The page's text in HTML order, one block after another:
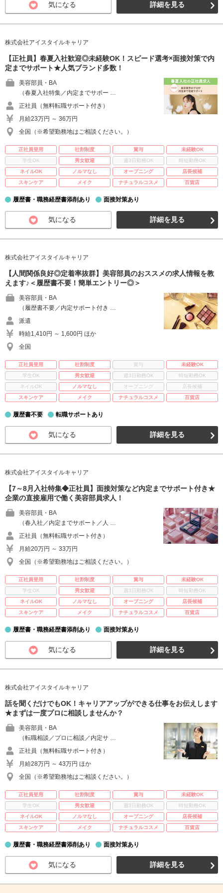
気になる 詳細を見る
株式会社アイスタイルキャリア
【正社員】春夏入社歓迎◎未経験OK！スピード選考×面接対策で内
定までサポート★人気ブランド多数！
美容部員・BA
（春夏入社特集／内定までサポー …
正社員（無料転職サポート付き）
月給23万円 ～ 36万円
全国（※希望勤務地はご相談ください。）
正社員登用 社割制度 賞与
未経験OK
学生OK
男女歓迎 週3日勤務OK
時短勤務OK
ネイルOK
ノルマなし オープニング
店長候補
スキンケア
メイク ナチュラルコスメ 百貨店
履歴書・職務経歴書添削あり 面接対策あり
気になる 詳細を見る
株式会社アイスタイルキャリア
【人間関係良好◎定着率抜群】美容部員のおススメの求人情報を教
えます♪＜履歴書不要！簡単エントリー◎＞
美容部員・BA
（履歴書不要／内定サポート付き …
派遣
時給1,410円 ～ 1,600円 ほか
全国
正社員登用 社割制度 賞与
未経験OK
学生OK
男女歓迎 週3日勤務OK
時短勤務OK
ネイルOK
ノルマなし オープニング
店長候補
スキンケア
メイク ナチュラルコスメ 百貨店
履歴書不要 転職サポートあり
気になる 詳細を見る
株式会社アイスタイルキャリア
【7～8月入社特集◆正社員】面接対策など内定までサポート付き★
企業の直接雇用で働く美容部員求人！
美容部員・BA
（春入社／内定までサポート／人 …
正社員（無料転職サポート付き）
月給20万円 ～ 33万円
全国（※希望勤務地はご相談ください。）
正社員登用 社割制度 賞与
未経験OK
学生OK
男女歓迎 週3日勤務OK
時短勤務OK
ネイルOK
ノルマなし オープニング
店長候補
スキンケア
メイク ナチュラルコスメ 百貨店
履歴書・職務経歴書添削あり 面接対策あり
気になる 詳細を見る
株式会社アイスタイルキャリア
話を聞くだけでもOK！キャリアアップができる仕事をお伝えします
★まずは一度プロに相談しませんか？
美容部員・BA
（転職相談／プロに相談／内定サ …
正社員（無料転職サポート付き）
月給28万円 ～ 43万円 ほか
全国（※希望勤務地はご相談ください。）
正社員登用 社割制度 賞与
未経験OK
学生OK
男女歓迎 週3日勤務OK
時短勤務OK
ネイルOK
ノルマなし オープニング
店長候補
スキンケア
メイク ナチュラルコスメ 百貨店
履歴書・職務経歴書添削あり 面接対策あり
気になる 詳細を見る